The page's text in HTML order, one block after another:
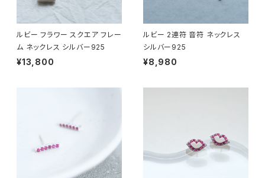
ルビー フラワー スクエア フレー
ム ネックレス シルバー925
¥13,800
ルビー 2連符 音符 ネックレス
シルバー925
¥8,980